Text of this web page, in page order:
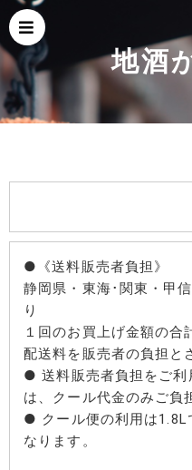
地酒
●《送料販売者負担》
静岡県・東海･関東・甲
り
１回のお買上げ金額の
配送料を販売者の負担と
● 送料販売者負担をご利
は、クール代金のみご負
● クール便の利用は1.8L
なります。